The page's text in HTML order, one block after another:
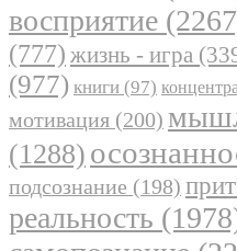
восприятие
(777) жизнь - игра
(977) книги (97)
мотивация (200)
(1288)
подсознание (198)
реальность